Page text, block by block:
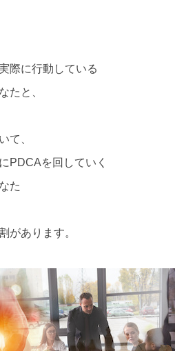
際に行動している
たと、
て、
PDCAを回していく
た
があります。